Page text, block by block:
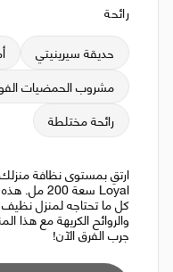
رائحة
حديقة سيرينيتي
مشروب الحمضيات
رائحة مختلطة
كل ما تحتاجه لمنزل
والروائح الكريهة مع هذا
جرب الفرق الآن!